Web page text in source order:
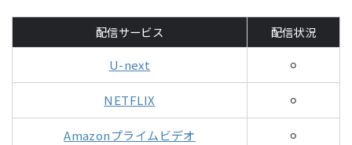
配信サービス
配信状況
U-next
⚪︎
NETFLIX ⚪︎
Amazonプライムビデオ ⚪︎